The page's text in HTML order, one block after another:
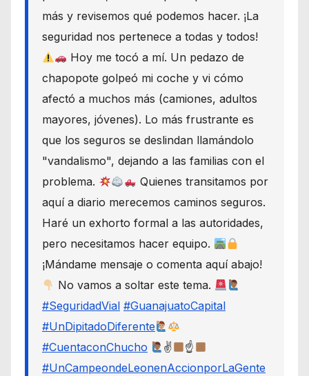
más y revisemos qué podemos hacer. ¡La
seguridad nos pertenece a todas y todos!
Hoy me tocó a mí. Un pedazo de
chapopote golpeó mi coche y vi cómo
afectó a muchos más (camiones, adultos
mayores, jóvenes). Lo más frustrante es
que los seguros se deslindan llamándolo
"vandalismo", dejando a las familias con el
problema.
Quienes transitamos por
aquí a diario merecemos caminos seguros.
Haré un exhorto formal a las autoridades,
pero necesitamos hacer equipo.
¡Mándame mensaje o comenta aquí abajo!
No vamos a soltar este tema.
#SeguridadVial #GuanajuatoCapital
#UnDipitadoDiferente
#CuentaconChucho
✌
☝
#UnCampeondeLeonenAccionporLaGente